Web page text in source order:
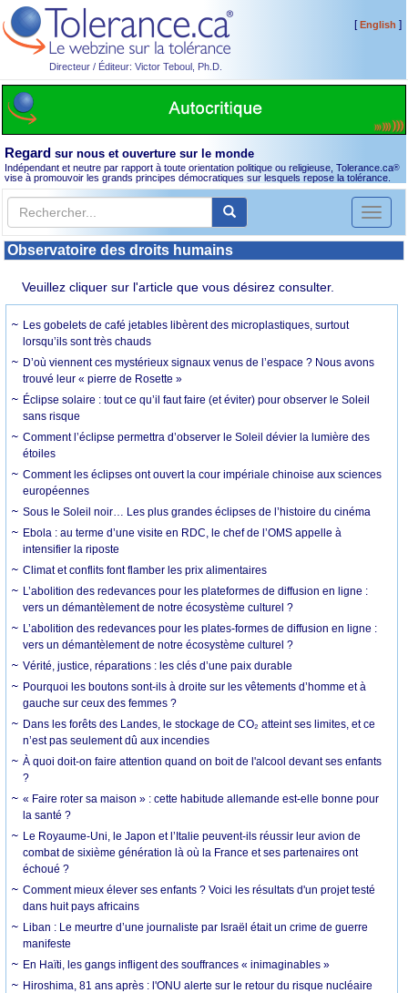
Directeur / Éditeur: Victor Teboul, Ph.D.
[English ]
Regard sur nous et ouverture sur le monde
Indépendant et neutre par rapport à toute orientation politique ou religieuse, Tolerance.ca®
vise à promouvoir les grands principes démocratiques sur lesquels repose la tolérance.
Toggle
Observatoire des droits humains
Veuillez cliquer sur l'article que vous désirez consulter.
Les gobelets de café jetables libèrent des microplastiques, surtout
lorsqu’ils sont très chauds
D’où viennent ces mystérieux signaux venus de l’espace ? Nous avons
trouvé leur « pierre de Rosette »
Éclipse solaire : tout ce qu’il faut faire (et éviter) pour observer le Soleil
sans risque
Comment l’éclipse permettra d’observer le Soleil dévier la lumière des
étoiles
Comment les éclipses ont ouvert la cour impériale chinoise aux sciences
européennes
Sous le Soleil noir… Les plus grandes éclipses de l’histoire du cinéma
Ebola : au terme d’une visite en RDC, le chef de l’OMS appelle à
intensifier la riposte
Climat et conflits font flamber les prix alimentaires
L’abolition des redevances pour les plateformes de diffusion en ligne :
vers un démantèlement de notre écosystème culturel ?
L’abolition des redevances pour les plates-formes de diffusion en ligne :
vers un démantèlement de notre écosystème culturel ?
Vérité, justice, réparations : les clés d’une paix durable
Pourquoi les boutons sont-ils à droite sur les vêtements d’homme et à
gauche sur ceux des femmes ?
Dans les forêts des Landes, le stockage de CO₂ atteint ses limites, et ce
n’est pas seulement dû aux incendies
À quoi doit-on faire attention quand on boit de l'alcool devant ses enfants
?
« Faire roter sa maison » : cette habitude allemande est-elle bonne pour
la santé ?
Le Royaume-Uni, le Japon et l’Italie peuvent-ils réussir leur avion de
combat de sixième génération là où la France et ses partenaires ont
échoué ?
Comment mieux élever ses enfants ? Voici les résultats d'un projet testé
dans huit pays africains
Liban : Le meurtre d’une journaliste par Israël était un crime de guerre
manifeste
En Haïti, les gangs infligent des souffrances « inimaginables »
Hiroshima, 81 ans après : l'ONU alerte sur le retour du risque nucléaire